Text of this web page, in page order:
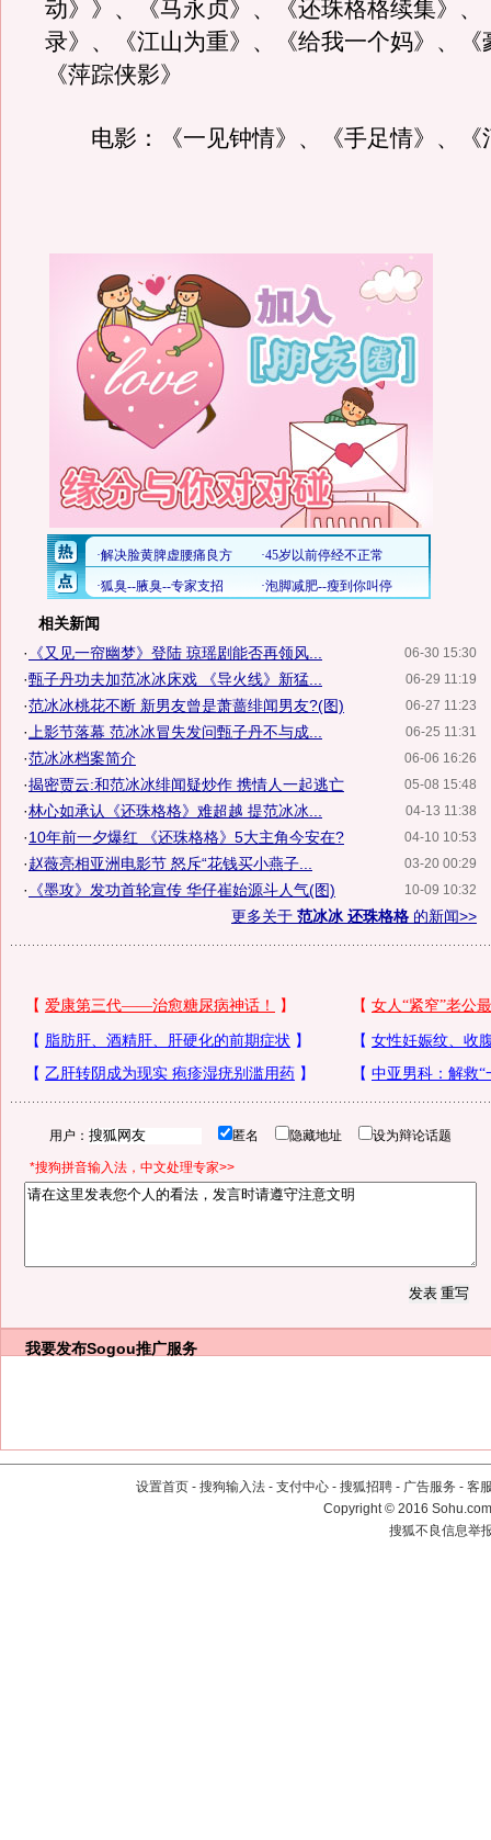
动》》、《马永贞》、《还珠格格续集》、
录》、《江山为重》、《给我一个妈》、《
《萍踪侠影》
电影：《一见钟情》、《手足情》、《
相关新闻
06-30 15:30
· 《又见一帘幽梦》登陆 琼瑶剧能否再领风...
06-29 11:19
·甄子丹功夫加范冰冰床戏 《导火线》新猛...
06-27 11:23
·范冰冰桃花不断 新男友曾是萧蔷绯闻男友?(图)
06-25 11:31
· 上影节落幕 范冰冰冒失发问甄子丹不与成...
06-06 16:26
·范冰冰档案简介
05-08 15:48
·揭密贾云:和范冰冰绯闻疑炒作 携情人一起逃亡
04-13 11:38
·林心如承认《还珠格格》难超越 提范冰冰...
04-10 10:53
·10年前一夕爆红 《还珠格格》5大主角今安在?
03-20 00:29
·赵薇亮相亚洲电影节 怒斥“花钱买小燕子...
10-09 10:32
·
《墨攻》发功首轮宣传 华仔崔始源斗人气(图)
更多关于 范冰冰 还珠格格的新闻>>
用户： 匿名 隐藏地址 设为辩论话题
*搜狗拼音输入法，中文处理专家>>
我要发布Sogou推广服务
设置首页 - 搜狗输入法 - 支付中心 - 搜狐招聘 - 广告服务 - 客
Copyright©2016
搜狐不良信息举